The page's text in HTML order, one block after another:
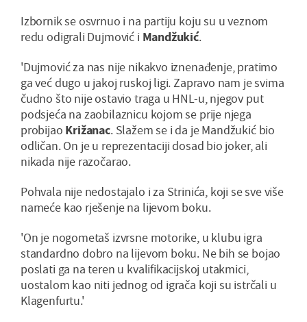
Izbornik se osvrnuo i na partiju koju su u veznom
redu odigrali Dujmović i Mandžukić.
'Dujmović za nas nije nikakvo iznenađenje, pratimo
ga već dugo u jakoj ruskoj ligi. Zapravo nam je svima
čudno što nije ostavio traga u HNL-u, njegov put
podsjeća na zaobilaznicu kojom se prije njega
probijao Križanac. Slažem se i da je Mandžukić bio
odličan. On je u reprezentaciji dosad bio joker, ali
nikada nije razočarao.
Pohvala nije nedostajalo i za Strinića, koji se sve više
nameće kao rješenje na lijevom boku.
'On je nogometaš izvrsne motorike, u klubu igra
standardno dobro na lijevom boku. Ne bih se bojao
poslati ga na teren u kvalifikacijskoj utakmici,
uostalom kao niti jednog od igrača koji su istrčali u
Klagenfurtu.'